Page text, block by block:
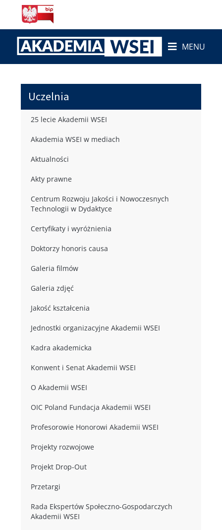
MENU
Uczelnia
25 lecie Akademii WSEI
Akademia WSEI w mediach
Aktualności
Akty prawne
Centrum Rozwoju Jakości i Nowoczesnych
Technologii w Dydaktyce
Certyfikaty i wyróżnienia
Doktorzy honoris causa
Galeria filmów
Galeria zdjęć
Jakość kształcenia
Jednostki organizacyjne Akademii WSEI
Kadra akademicka
Konwent i Senat Akademii WSEI
O Akademii WSEI
OIC Poland Fundacja Akademii WSEI
Profesorowie Honorowi Akademii WSEI
Projekty rozwojowe
Projekt Drop-Out
Przetargi
Rada Ekspertów Społeczno-Gospodarczych
Akademii WSEI